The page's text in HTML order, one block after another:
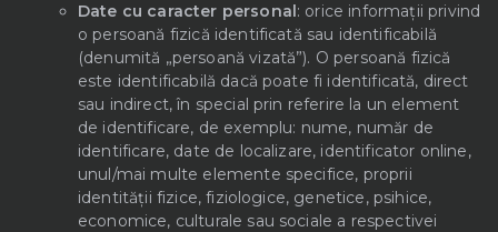
Date cu caracter personal: orice informații privind
o persoană fizică identificată sau identificabilă
(denumită „persoană vizată”). O persoană fizică
este identificabilă dacă poate fi identificată, direct
sau indirect, în special prin referire la un element
de identificare, de exemplu: nume, număr de
identificare, date de localizare, identificator online,
unul/mai multe elemente specifice, proprii
identității fizice, fiziologice, genetice, psihice,
economice, culturale sau sociale a respectivei